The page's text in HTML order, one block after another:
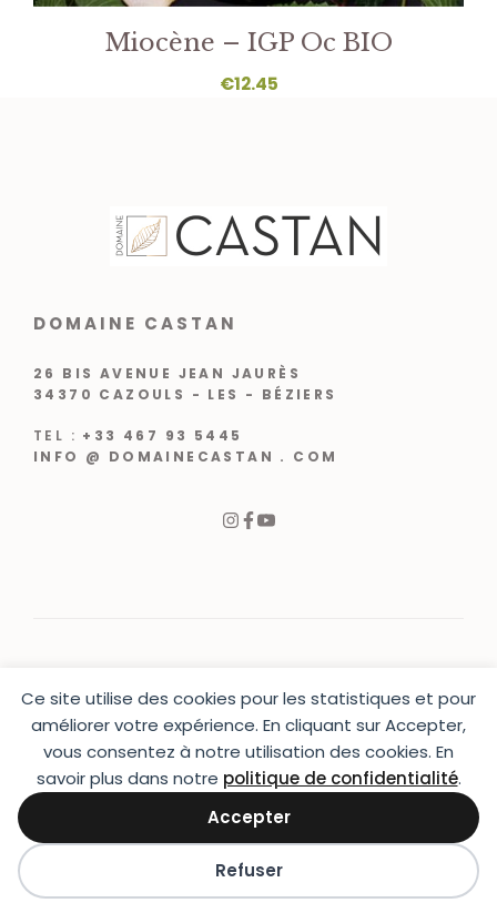
Ce site utilise des cookies pour les statistiques et pour
améliorer votre expérience. En cliquant sur Accepter,
vous consentez à notre utilisation des cookies. En
savoir plus dans notre politique de confidentialité.
Accepter
Refuser
Miocène – IGP Oc BIO
€12.45
DOMAINE CASTAN
26 BIS AVENUE JEAN JAURÈS
34370 CAZOULS - LES - BÉZIERS
TEL : +33 467 93 5445
INFO @ DOMAINECASTAN . COM
CRÉATION WEB VARCHETTA
PRESSE|CONTACT|MENTIONS LÉGALES|
CGU & CGV|LIVRAISON